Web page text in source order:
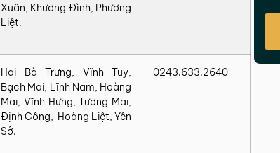
Xuân, Khương Đình, Phương
Liệt.
Hai Bà Trưng, Vĩnh Tuy,
Bạch Mai, Lĩnh Nam, Hoàng
Mai, Vĩnh Hưng, Tương Mai,
Định Công, Hoàng Liệt, Yên
Sở.
0243.633.2640